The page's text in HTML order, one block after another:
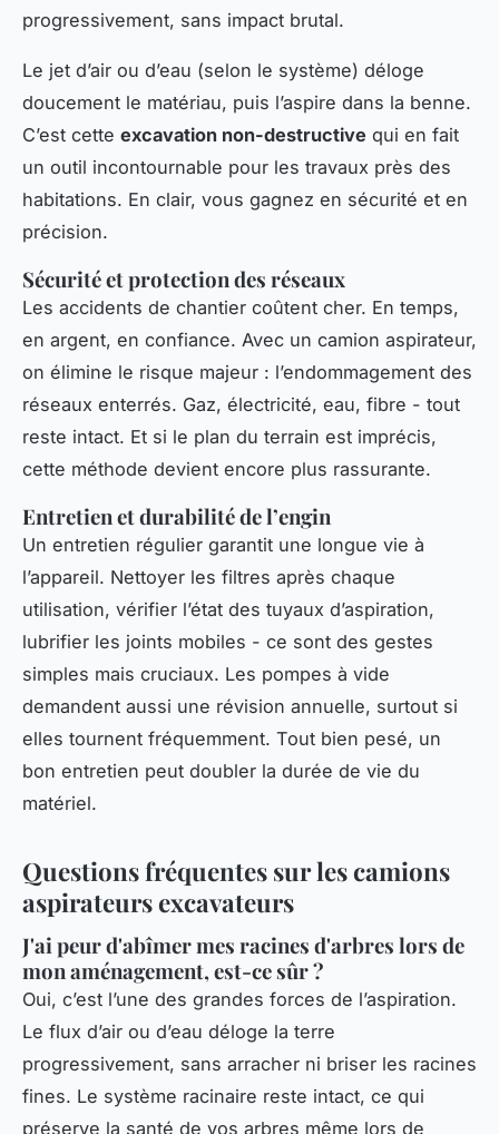
progressivement, sans impact brutal.
Le jet d’air ou d’eau (selon le système) déloge
doucement le matériau, puis l’aspire dans la benne.
C’est cette excavation non-destructive qui en fait
un outil incontournable pour les travaux près des
habitations. En clair, vous gagnez en sécurité et en
précision.
Sécurité et protection des réseaux
Les accidents de chantier coûtent cher. En temps,
en argent, en confiance. Avec un camion aspirateur,
on élimine le risque majeur : l’endommagement des
réseaux enterrés. Gaz, électricité, eau, fibre - tout
reste intact. Et si le plan du terrain est imprécis,
cette méthode devient encore plus rassurante.
Entretien et durabilité de l’engin
Un entretien régulier garantit une longue vie à
l’appareil. Nettoyer les filtres après chaque
utilisation, vérifier l’état des tuyaux d’aspiration,
lubrifier les joints mobiles - ce sont des gestes
simples mais cruciaux. Les pompes à vide
demandent aussi une révision annuelle, surtout si
elles tournent fréquemment. Tout bien pesé, un
bon entretien peut doubler la durée de vie du
matériel.
Questions fréquentes sur les camions
aspirateurs excavateurs
J'ai peur d'abîmer mes racines d'arbres lors de
mon aménagement, est-ce sûr ?
Oui, c’est l’une des grandes forces de l’aspiration.
Le flux d’air ou d’eau déloge la terre
progressivement, sans arracher ni briser les racines
fines. Le système racinaire reste intact, ce qui
préserve la santé de vos arbres même lors de